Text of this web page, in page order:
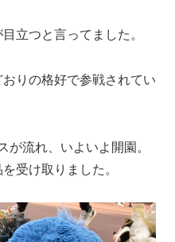
立つと言ってました。
りの格好で参戦されてい
流れ、いよいよ開園。
受け取りました。